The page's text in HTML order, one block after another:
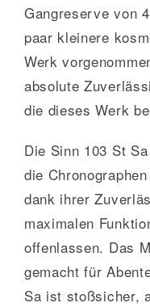
Gangreserve von
paar kleinere
Werk
absolute
die dieses Werk
Die Sinn 103 St
die
dank ihrer
maximalen
offenlassen. Das
gemacht für
Sa ist stoßsicher,